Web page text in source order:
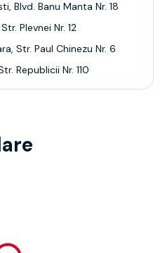
, Blvd. Banu Manta Nr. 18
Str. Plevnei Nr. 12
, Str. Paul Chinezu Nr. 6
Republicii Nr. 110